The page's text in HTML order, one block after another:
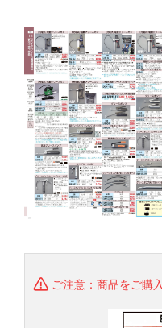
ご注意：商品をご購